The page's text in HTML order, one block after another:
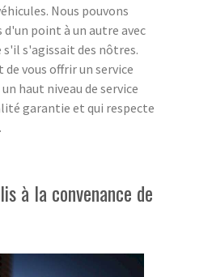
Nous pouvons
d'un point à un autre avec
s'il s'agissait des nôtres.
vous offrir un service
haut niveau de service
garantie et qui respecte
à la convenance de